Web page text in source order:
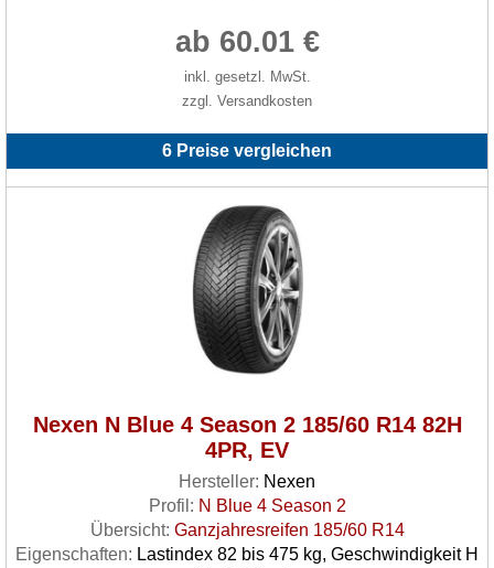
ab 60.01 €
inkl. gesetzl. MwSt.
zzgl. Versandkosten
6 Preise vergleichen
Nexen N Blue 4 Season 2 185/60 R14 82H
4PR, EV
Hersteller: Nexen
Profil: N Blue 4 Season 2
Übersicht: Ganzjahresreifen 185/60 R14
Eigenschaften: Lastindex 82 bis 475 kg, Geschwindigkeit H